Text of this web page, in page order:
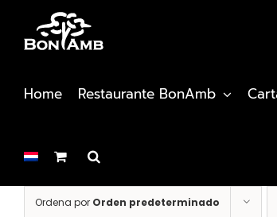
contenido
Home Restaurante BonAmb
Ordena por Orden predeterminado